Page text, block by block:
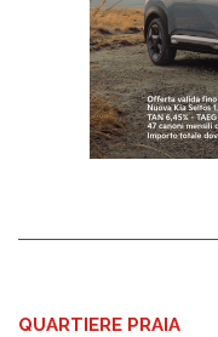
QUARTIERE PRAIA